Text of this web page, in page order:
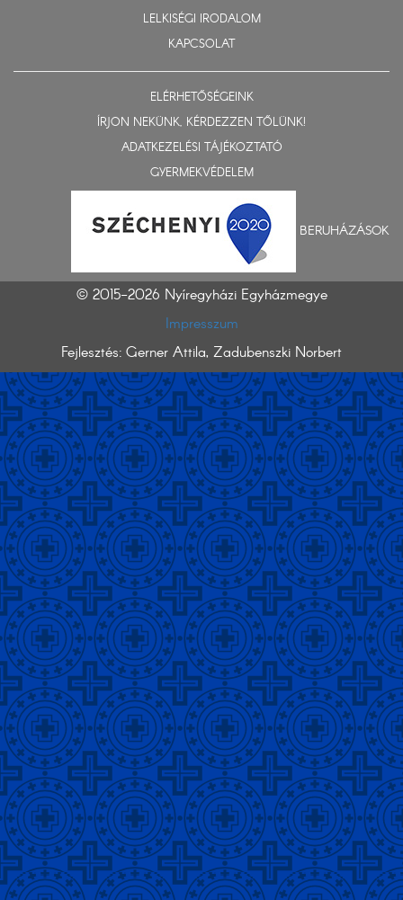
LELKISÉGI IRODALOM
KAPCSOLAT
ELÉRHETŐSÉGEINK
ÍRJON NEKÜNK, KÉRDEZZEN TŐLÜNK!
ADATKEZELÉSI TÁJÉKOZTATÓ
GYERMEKVÉDELEM
BERUHÁZÁSOK
© 2015-2026 Nyíregyházi Egyházmegye
Impresszum
Fejlesztés: Gerner Attila, Zadubenszki Norbert